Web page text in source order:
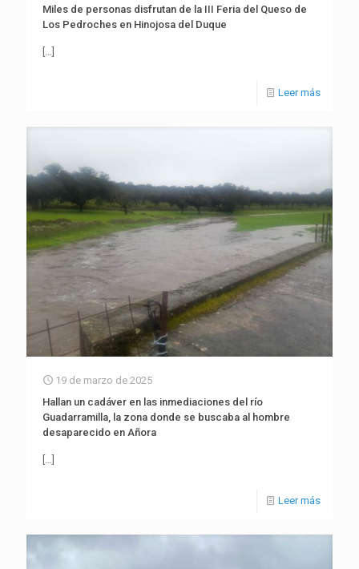
Miles de personas disfrutan de la III Feria del Queso de
Los Pedroches en Hinojosa del Duque
[…]
Leer más
19 de marzo de 2025
Hallan un cadáver en las inmediaciones del río
Guadarramilla, la zona donde se buscaba al hombre
desaparecido en Añora
[…]
Leer más